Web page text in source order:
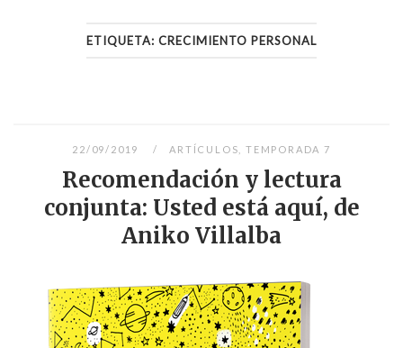
ETIQUETA: CRECIMIENTO PERSONAL
22/09/2019 ARTÍCULOS TEMPORADA 7
Recomendación y lectura
conjunta: Usted está aquí, de
Aniko Villalba